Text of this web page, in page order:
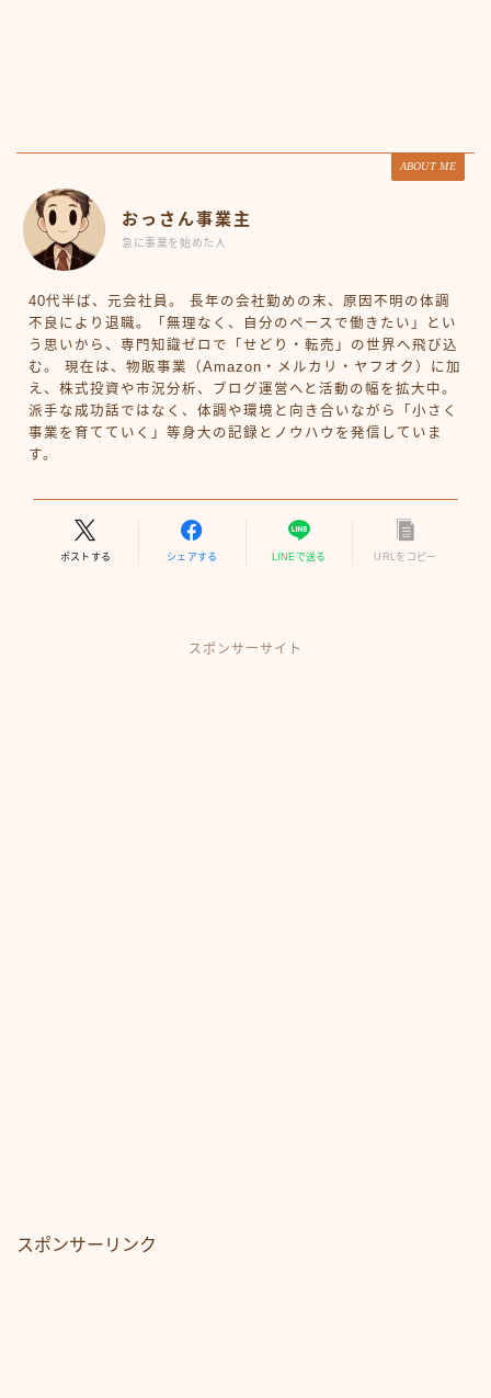
ABOUT ME
おっさん事業主
急に事業を始めた人
40代半ば、元会社員。 長年の会社勤めの末、原因不明の体調
不良により退職。「無理なく、自分のペースで働きたい」とい
う思いから、専門知識ゼロで「せどり・転売」の世界へ飛び込
む。 現在は、物販事業（Amazon・メルカリ・ヤフオク）に加
え、株式投資や市況分析、ブログ運営へと活動の幅を拡大中。
派手な成功話ではなく、体調や環境と向き合いながら「小さく
事業を育てていく」等身大の記録とノウハウを発信していま
す。
ポストする シェアする LINEで送る URLをコピー
スポンサーサイト
スポンサーリンク